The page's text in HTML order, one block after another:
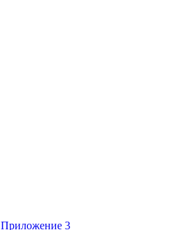
Приложение 3